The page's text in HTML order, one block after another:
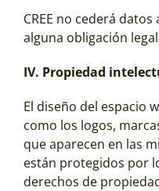
CREE no cederá
alguna obligación
IV. Propiedad
El diseño del espacio
como los logos,
que aparecen en las
están protegidos por
derechos de